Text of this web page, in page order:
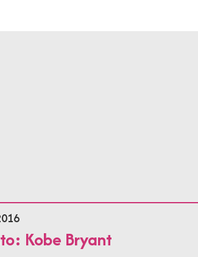
Kobe Bryant